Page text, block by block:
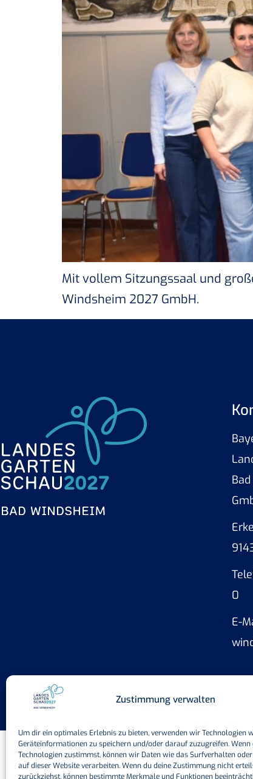
Zustimmung verwalten
Um dir ein optimales Erlebnis zu bieten, verwenden wir Technologien
Geräteinformationen zu speichern und/oder darauf zuzugreifen. Wenn
Technologien zustimmst, können wir Daten wie das Surfverhalten
auf dieser Website verarbeiten. Wenn du deine Zustimmung nicht
zurückziehst, können bestimmte Merkmale und Funktionen
Mit vollem Sitzungssaal und
Windsheim 2027 GmbH.
0
E-